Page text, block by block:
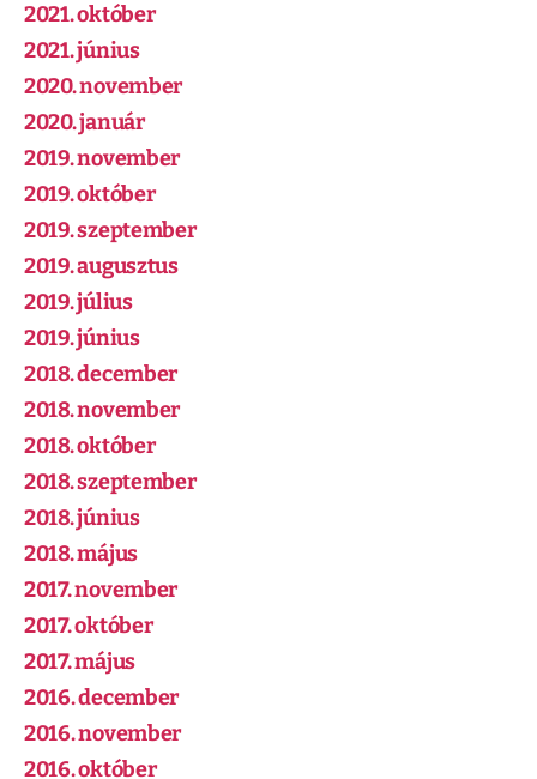
2021. október
2021. június
2020. november
2020. január
2019. november
2019. október
2019. szeptember
2019. augusztus
2019. július
2019. június
2018. december
2018. november
2018. október
2018. szeptember
2018. június
2018. május
2017. november
2017. október
2017. május
2016. december
2016. november
2016. október